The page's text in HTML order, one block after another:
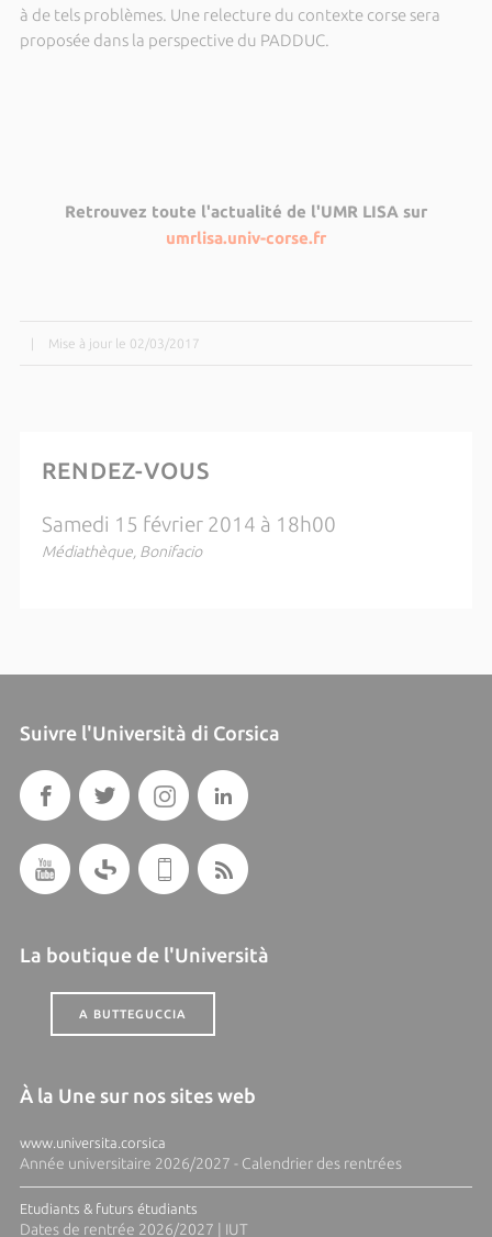
à de tels problèmes. Une relecture du contexte corse sera
proposée dans la perspective du PADDUC.
Retrouvez toute l'actualité de l'UMR LISA sur
umrlisa.univ-corse.fr
Mise à jour le 02/03/2017
RENDEZ-VOUS
Samedi 15 février 2014 à 18h00
Médiathèque, Bonifacio
Suivre l'Università di Corsica
La boutique de l'Università
A BUTTEGUCCIA
À la Une sur nos sites web
www.universita.corsica
Année universitaire 2026/2027 - Calendrier des rentrées
Etudiants & futurs étudiants
Dates de rentrée 2026/2027 | IUT